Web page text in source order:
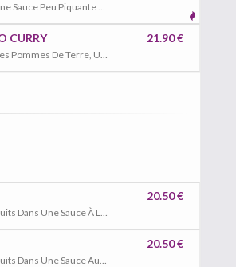
Scampis Cuits Dans Une Sauce Peu Piquante Avec, Ail, Gingembre, Poivrons, Épinards, Hachés, Tomates
CURRY
Scampis Cuits Avec Des Pommes De Terre, Une Sauce Épicée ,Coriandre
21.90 €
Morceaux De Bœuf Cuits Dans Une Sauce À La Mangue
20.50 €
Morceaux De Bœuf Cuits Dans Une Sauce Aux Épinards
20.50 €